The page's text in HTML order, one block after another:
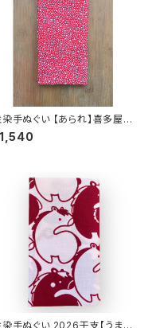
手ぬぐい 【あられ】喜多屋商
てぬぐい 赤エンジ 伝統柄 日
製
手ぬぐい 2026干支【うまづ